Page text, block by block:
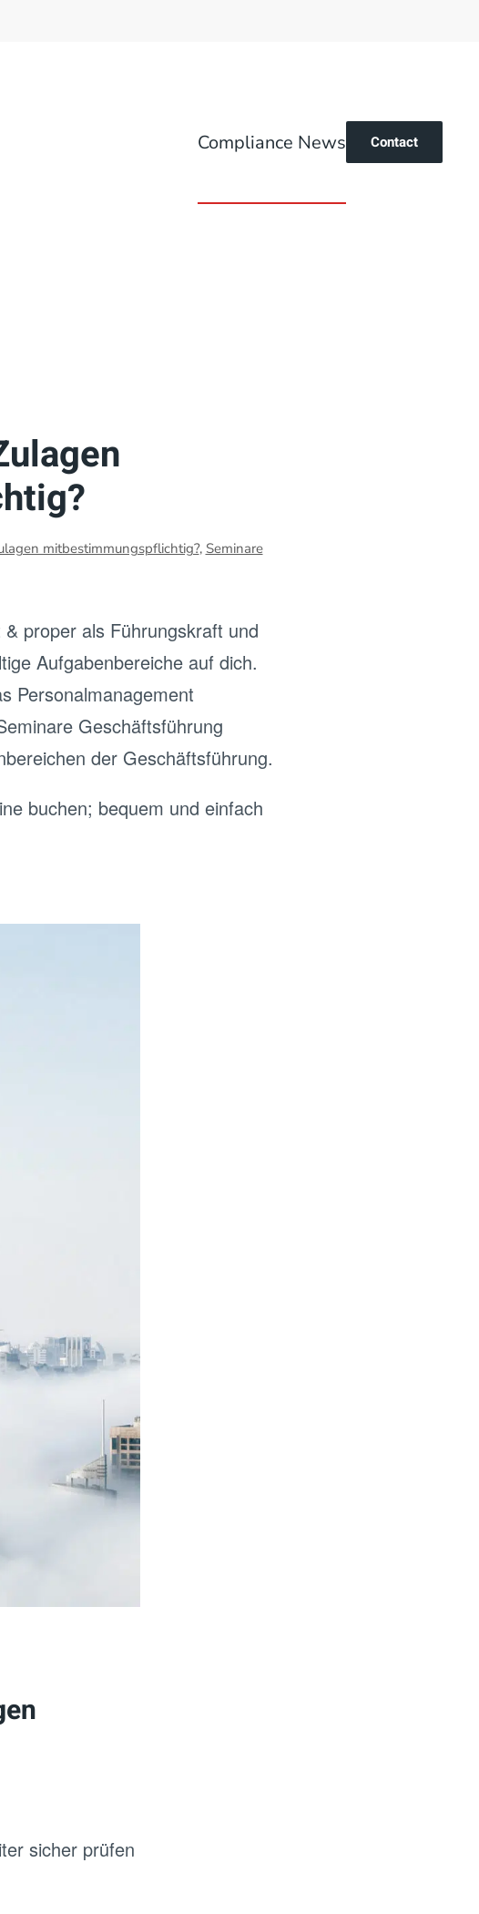
Compliance News Contact
mitbestimmungspflichtig?, Seminare
proper als Führungskraft und
Aufgabenbereiche auf dich.
Personalmanagement
Geschäftsführung
der Geschäftsführung.
buchen; bequem und einfach
sicher prüfen